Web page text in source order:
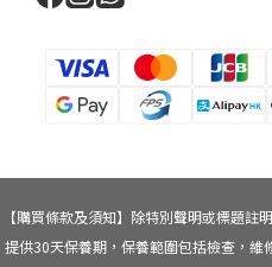
【購買條款及須知】除特別聲明或標題
提供30天保養期，保養範圍包括檢查，